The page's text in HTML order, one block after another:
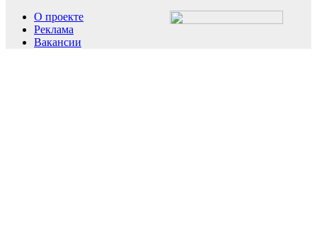
О проекте
Реклама
Вакансии